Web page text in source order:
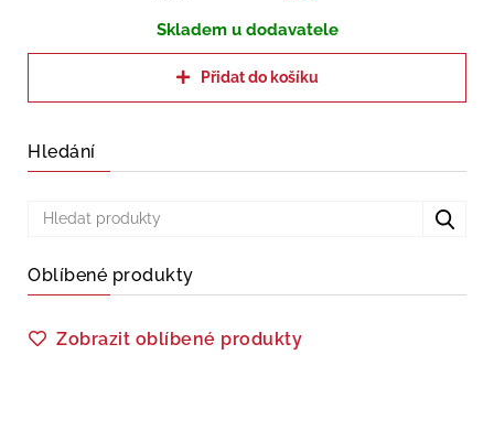
Skladem u dodavatele
Přidat do košíku
Hledání
Oblíbené produkty
Zobrazit oblíbené produkty